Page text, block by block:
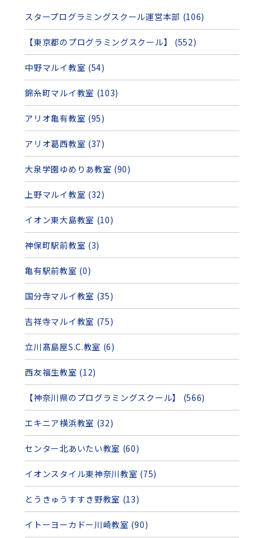
スタープログラミングスクール運営本部 (106)
【東京都のプログラミングスクール】 (552)
中野マルイ教室 (54)
錦糸町マルイ教室 (103)
アリオ亀有教室 (95)
アリオ葛西教室 (37)
大泉学園ゆめりあ教室 (90)
上野マルイ教室 (32)
イオン東大島教室 (10)
神保町駅前教室 (3)
亀有駅前教室 (0)
国分寺マルイ教室 (35)
吉祥寺マルイ教室 (75)
立川髙島屋S.C.教室 (6)
西友福生教室 (12)
【神奈川県のプログラミングスクール】 (566)
エキニア横浜教室 (32)
センター北あいたい教室 (60)
イオンスタイル東神奈川教室 (75)
とうきゅうすすき野教室 (13)
イトーヨーカドー川崎教室 (90)